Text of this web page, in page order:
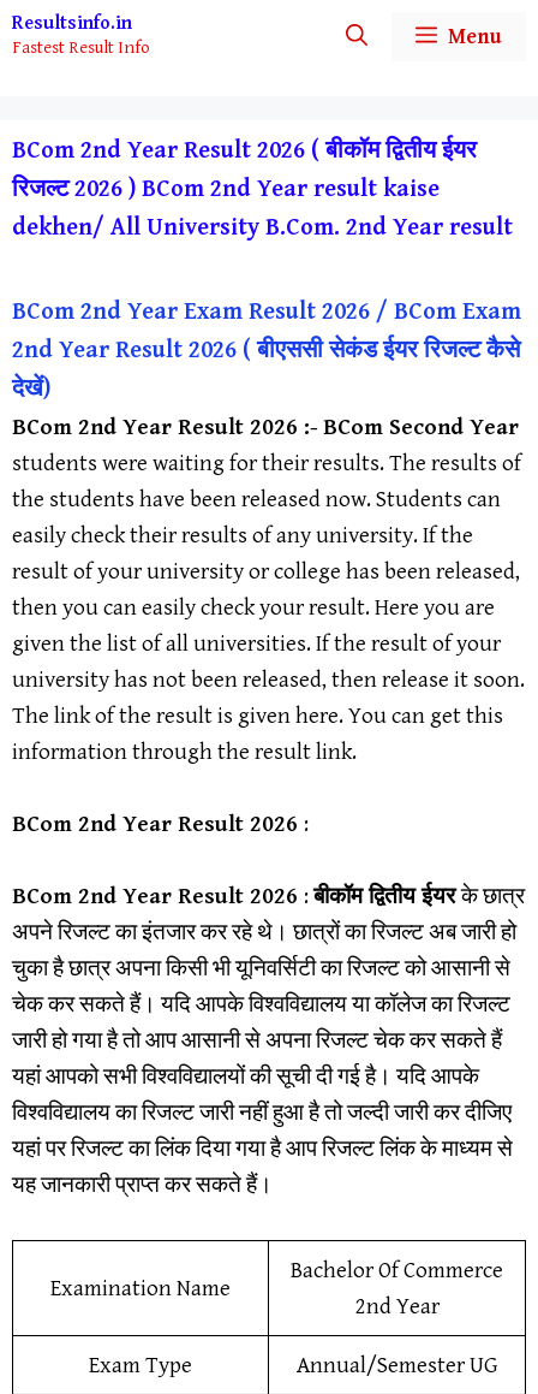
Skip
to
Resultsinfo.in
Fastest Result Info Menu
BCom 2nd Year Result 2026 ( बीकॉम द्वितीय ईयर
रिजल्ट 2026 ) BCom 2nd Year result kaise
dekhen/ All University B.Com. 2nd Year result
BCom 2nd Year Exam Result 2026 / BCom Exam
2nd Year Result 2026 ( बीएससी सेकंड ईयर रिजल्ट कैसे
देखें)
BCom 2nd Year Result 2026 :-BCom Second Year
students were waiting for their results. The results of
the students have been released now. Students can
easily check their results of any university. If the
result of your university or college has been released,
then you can easily check your result. Here you are
given the list of all universities. If the result of your
university has not been released, then release it soon.
The link of the result is given here. You can get this
information through the result link.
BCom 2nd Year Result 2026 :
BCom 2nd Year Result 2026 :बीकॉम द्वितीय ईयरके छात्र
अपने रिजल्ट का इंतजार कर रहे थे। छात्रों का रिजल्ट अब जारी हो
चुका है छात्र अपना किसी भी यूनिवर्सिटी का रिजल्ट को आसानी से
चेक कर सकते हैं। यदि आपके विश्वविद्यालय या कॉलेज का रिजल्ट
जारी हो गया है तो आप आसानी से अपना रिजल्ट चेक कर सकते हैं
यहां आपको सभी विश्वविद्यालयों की सूची दी गई है। यदि आपके
विश्वविद्यालय का रिजल्ट जारी नहीं हुआ है तो जल्दी जारी कर दीजिए
यहां पर रिजल्ट का लिंक दिया गया है आप रिजल्ट लिंक के माध्यम से
यह जानकारी प्राप्त कर सकते हैं।
Examination Name
Bachelor Of Commerce
2nd Year
Exam Type Annual/Semester UG